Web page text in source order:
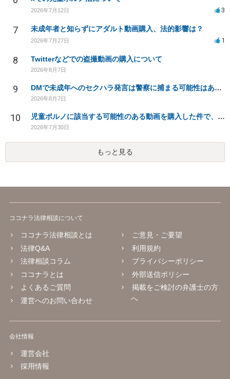
2026年7月12日 3
7 未成年者と知らずにアダルト動画購入、法的影響は？
2026年7月27日 1
8 Twitterなどでの盗撮動画の購入について
2026年8月7日
9 DMで未成年へのセクハラ発言は警察に捕まる可能性はありますか
2026年8月7日
10 児童ポルノに該当する可能性のある動画を購入した件で、家族や職場に知られたり、逮捕などあるのでしょうか
2026年7月30日
もっと見る
ココナラ法律相談について
ココナラ法律相談とは
法律Q&A
法律相談コラム
ココナラとは
よくあるご質問
運営へのお問い合わせ
ご意見・ご要望
利用規約
プライバシーポリシー
外部送信ポリシー
掲載をご検討の弁護士の方
へ
会社情報
運営会社
採用情報